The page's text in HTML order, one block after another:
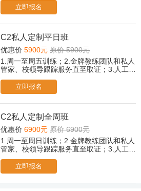
贵宾休息室茶歇、冷饮、小食；5.取证后，
赠送摩托车驾驶培训课程；6.所有科目免费
2次考前模拟；
立即报名
C2私人定制平日班
优惠价 5900元 原价 5900元
1.周一至周五训练；2.金牌教练团队和私人
管家、校领导跟踪服务直至取证；3.人工
贵宾休息室茶歇、冷饮、小食；5.取证后，
赠送摩托车驾驶培训课程；6.所有科目免费
2次考前模拟；（遇忙或无人接听可后台提
立即报名
C2私人定制全周班
优惠价 6900元 原价 6900元
1.周一至周日训练；2.金牌教练团队和私人
管家、校领导跟踪服务直至取证；3.人工
贵宾休息室茶歇、冷饮、小食；5.取证后，
赠送摩托车驾驶培训课程；6.所有科目免费
2次考前模拟；（遇忙或无人接听可后台提
立即报名